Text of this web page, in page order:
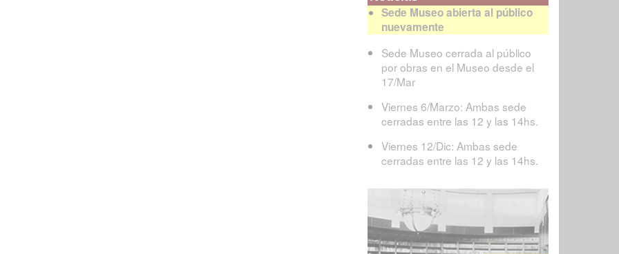
Sede Museo abierta al público
nuevamente
Sede Museo cerrada al público
por obras en el Museo desde el
17/Mar
Viernes 6/Marzo: Ambas sede
cerradas entre las 12 y las 14hs.
Viernes 12/Dic: Ambas sede
cerradas entre las 12 y las 14hs.